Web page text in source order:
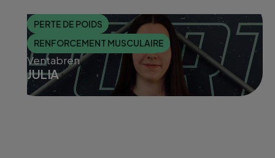
PERTE DE POIDS
RENFORCEMENT MUSCULAIRE
Ventabren
JULIA